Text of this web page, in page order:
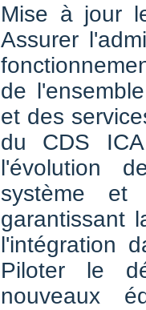
Mise à jour
Assurer
de
et des
du CDS
l'évolution
système et
garantissant
l'intégration
Piloter le
nouveaux